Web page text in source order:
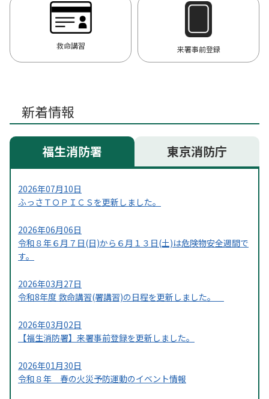
救命講習 来署事前登録
新着情報
福生消防署 東京消防庁
2026年07月10日
ふっさＴＯＰＩＣＳを更新しました。
2026年06月06日
令和８年６月７日(日)から６月１３日(土)は危険物安全週間で
す。
2026年03月27日
令和8年度 救命講習(署講習)の日程を更新しました。
2026年03月02日
【福生消防署】来署事前登録を更新しました。
2026年01月30日
令和８年 春の火災予防運動のイベント情報